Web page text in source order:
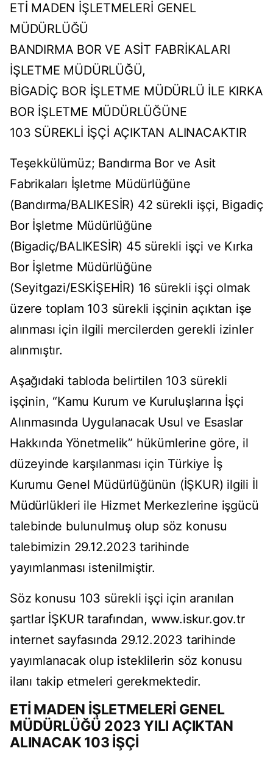
ETİ MADEN İŞLETMELERİ GENEL
MÜDÜRLÜĞÜ
BANDIRMA BOR VE ASİT FABRİKALARI
İŞLETME MÜDÜRLÜĞÜ,
BİGADİÇ BOR İŞLETME MÜDÜRLÜ İLE KIRKA
BOR İŞLETME MÜDÜRLÜĞÜNE
103 SÜREKLİ İŞÇİ AÇIKTAN ALINACAKTIR
Teşekkülümüz; Bandırma Bor ve Asit
Fabrikaları İşletme Müdürlüğüne
(Bandırma/BALIKESİR) 42 sürekli işçi, Bigadiç
Bor İşletme Müdürlüğüne
(Bigadiç/BALIKESİR) 45 sürekli işçi ve Kırka
Bor İşletme Müdürlüğüne
(Seyitgazi/ESKİŞEHİR) 16 sürekli işçi olmak
üzere toplam 103 sürekli işçinin açıktan işe
alınması için ilgili mercilerden gerekli izinler
alınmıştır.
Aşağıdaki tabloda belirtilen 103 sürekli
işçinin, “Kamu Kurum ve Kuruluşlarına İşçi
Alınmasında Uygulanacak Usul ve Esaslar
Hakkında Yönetmelik” hükümlerine göre, il
düzeyinde karşılanması için Türkiye İş
Kurumu Genel Müdürlüğünün (İŞKUR) ilgili İl
Müdürlükleri ile Hizmet Merkezlerine işgücü
talebinde bulunulmuş olup söz konusu
talebimizin 29.12.2023 tarihinde
yayımlanması istenilmiştir.
Söz konusu 103 sürekli işçi için aranılan
şartlar İŞKUR tarafından, www.iskur.gov.tr
internet sayfasında 29.12.2023 tarihinde
yayımlanacak olup isteklilerin söz konusu
ilanı takip etmeleri gerekmektedir.
ETİ MADEN İŞLETMELERİ GENEL
MÜDÜRLÜĞÜ 2023 YILI AÇIKTAN
ALINACAK 103 İŞÇİ